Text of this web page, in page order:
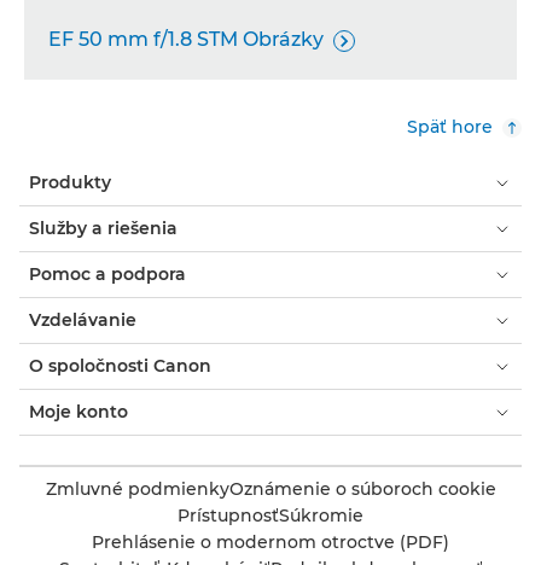
EF 50 mm f/1.8 STM Obrázky 
Späť hore
Produkty
Služby a riešenia
Pomoc a podpora
Vzdelávanie
O spoločnosti Canon
Moje konto
Zmluvné podmienkyOznámenie o súboroch cookie
PrístupnosťSúkromie
Prehlásenie o modernom otroctve (PDF)